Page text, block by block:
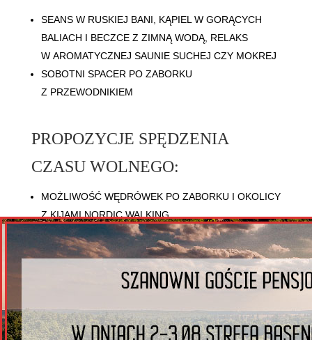
SEANS W RUSKIEJ BANI, KĄPIEL W GORĄCYCH
BALIACH I BECZCE Z ZIMNĄ WODĄ, RELAKS
W AROMATYCZNEJ SAUNIE SUCHEJ CZY MOKREJ
SOBOTNI SPACER PO ZABORKU
Z PRZEWODNIKIEM
PROPOZYCJE SPĘDZENIA
CZASU WOLNEGO:
MOŻLIWOŚĆ WĘDRÓWEK PO ZABORKU I OKOLICY
Z KIJAMI NORDIC WALKING
SPACERY I RELAKS WŚRÓD PRZYRODY ZABORKA
I PARKU KRAJOBRAZOWEGO „PODLASKI
CENA WEEKENDOWEGO